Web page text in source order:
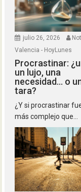
julio 26, 2026
Valencia - HoyLunes
Procrastinar:
un lujo, una
necesidad… o
tara?
¿Y si procrastinar
más complejo que...